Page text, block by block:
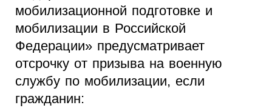
мобилизационной подготовке и
мобилизации в Российской
Федерации» предусматривает
отсрочку от призыва на военную
службу по мобилизации, если
гражданин: